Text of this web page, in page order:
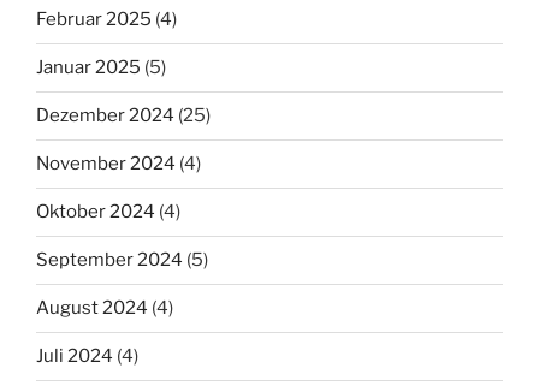
Februar 2025 (4)
Januar 2025 (5)
Dezember 2024 (25)
November 2024 (4)
Oktober 2024 (4)
September 2024 (5)
August 2024 (4)
Juli 2024 (4)